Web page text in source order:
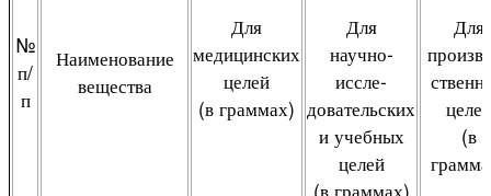
№
п/
п
Наименование
вещества
Для
медицинских
целей
(в граммах)
Для
научно-
иссле-
довательских
и учебных
целей
(в граммах)
Для
целей
(в